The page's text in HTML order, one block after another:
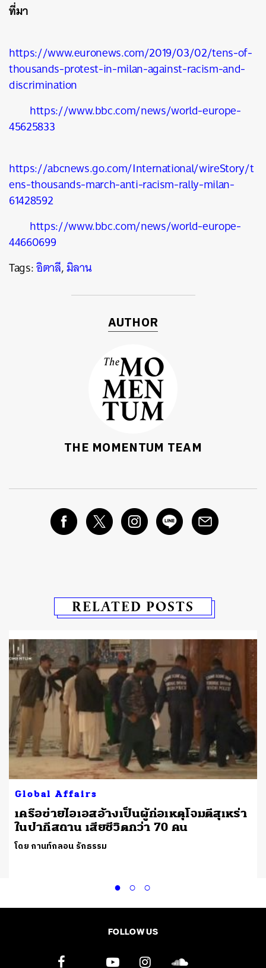
ที่มา
https://www.euronews.com/2019/03/02/tens-of-
thousands-protest-in-milan-against-racism-and-
discrimination
https://www.bbc.com/news/world-europe-
45625833
https://abcnews.go.com/International/wireStory/t
ens-thousands-march-anti-racism-rally-milan-
61428592
https://www.bbc.com/news/world-europe-
44660699
Tags:อิตาลี,มิลาน
AUTHOR
THE MOMENTUM TEAM
RELATED POSTS
Global Affairs
เครือข่ายไอเอสอ้างเป็นผู้ก่อเหตุโจมตีสุเหร่า
ในปากีสถาน เสียชีวิตกว่า 70 คน
โดย กานท์กลอน รักธรรม
FOLLOW US
SHARE TWEET LINE EMAIL